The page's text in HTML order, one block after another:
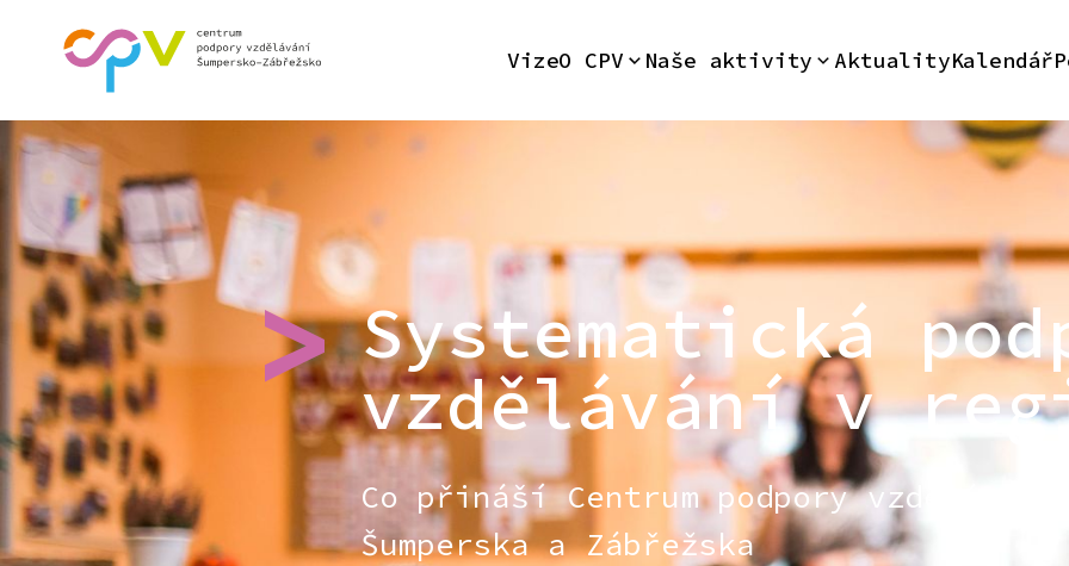
VizeO CPV Naše aktivity AktualityKalendář
Systematická
vzdělávání v
Co přináší Centrum podpory
Šumperska a Zábřežska